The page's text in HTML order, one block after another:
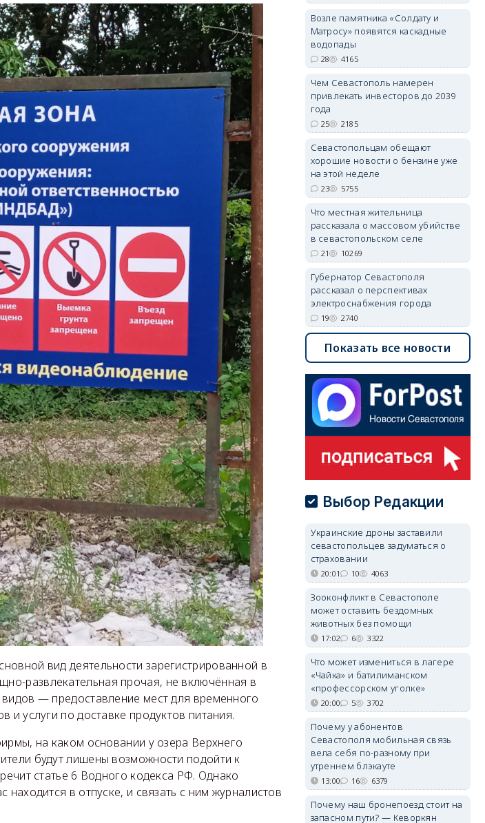
вид деятельности зарегистрированной в
развлекательная прочая, не включённая в
— предоставление мест для временного
и услуги по доставке продуктов питания.
на каком основании у озера Верхнего
будут лишены возможности подойти к
статье 6 Водного кодекса РФ. Однако
в отпуске, и связать с ним журналистов
Возле памятника «Солдату и
Матросу» появятся каскадные
водопады
28 4165
Чем Севастополь намерен
привлекать инвесторов до 2039
года
25 2185
Севастопольцам обещают
хорошие новости о бензине уже
на этой неделе
23 5755
Что местная жительница
рассказала о массовом убийстве
в севастопольском селе
21 10269
Губернатор Севастополя
рассказал о перспективах
электроснабжения города
19 2740
Показать все новости
Выбор Редакции
Украинские дроны заставили
севастопольцев задуматься о
страховании
20:01 10 4063
Зооконфликт в Севастополе
может оставить бездомных
животных без помощи
17:02 6 3322
Что может измениться в лагере
«Чайка» и батилиманском
«профессорском уголке»
20:00 5 3702
Почему у абонентов
Севастополя мобильная связь
вела себя по-разному при
утреннем блэкауте
13:00 16 6379
Почему наш бронепоезд стоит на
запасном пути? — Кеворкян